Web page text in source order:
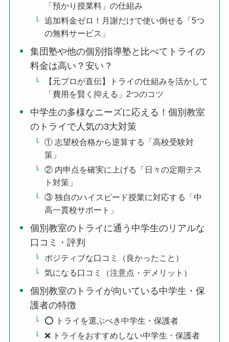
「預かり授業料」の仕組み
追加料金ゼロ！月謝だけで使い倒せる「5つ
の無料サービス」
集団塾や他の個別指導塾と比べてトライの
料金は高い？安い？
【元プロが直伝】トライの仕組みを活かして
「費用を賢く抑える」2つのコツ
中学生の多様なニーズに応える！個別教室
のトライで人気の3大対策
① 志望校合格から逆算する「高校受験対
策」
② 内申点を確実に上げる「日々の定期テス
ト対策」
③ 独自のハイスピード授業に対応する「中
高一貫校サポート」
個別教室のトライに通う中学生のリアルな
口コミ・評判
ポジティブな口コミ（良かったこと）
気になる口コミ（注意点・デメリット）
個別教室のトライが向いている中学生・保
護者の特徴
⭕️ トライを選ぶべき中学生・保護者
❌ トライをおすすめしない中学生・保護者